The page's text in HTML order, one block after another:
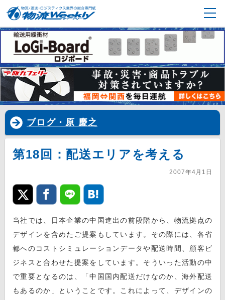
ブログ・原 慶之
第18回：配送エリアを考える
2007年4月1日
当社では、日本企業の中国進出の前段階から、物流拠点の
デザインを含めたご提案もしています。その際には、各省
都へのコストシミュレーションデータや配送時間、顧客ビ
ジネスと合わせた提案をしています。そういった活動の中
で重要となるのは、「中国国内配送だけなのか、海外配送
もあるのか」ということです。これによって、デザインの